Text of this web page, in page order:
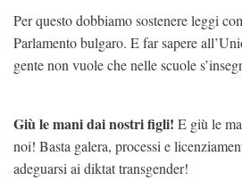
Per questo dobbiamo sostenere leggi
Parlamento bulgaro. E far sapere
gente non vuole che nelle scuole
Giù le mani dai nostri figli! E giù le
noi! Basta galera, processi e
adeguarsi ai diktat transgender!